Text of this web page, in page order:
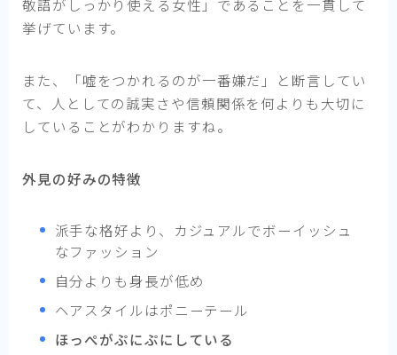
敬語がしっかり使える女性」であることを一貫して
挙げています。
また、「嘘をつかれるのが一番嫌だ」と断言してい
て、人としての誠実さや信頼関係を何よりも大切に
していることがわかりますね。
外見の好みの特徴
派手な格好より、カジュアルでボーイッシュ
なファッション
自分よりも身長が低め
ヘアスタイルはポニーテール
ほっぺがぷにぷにしている